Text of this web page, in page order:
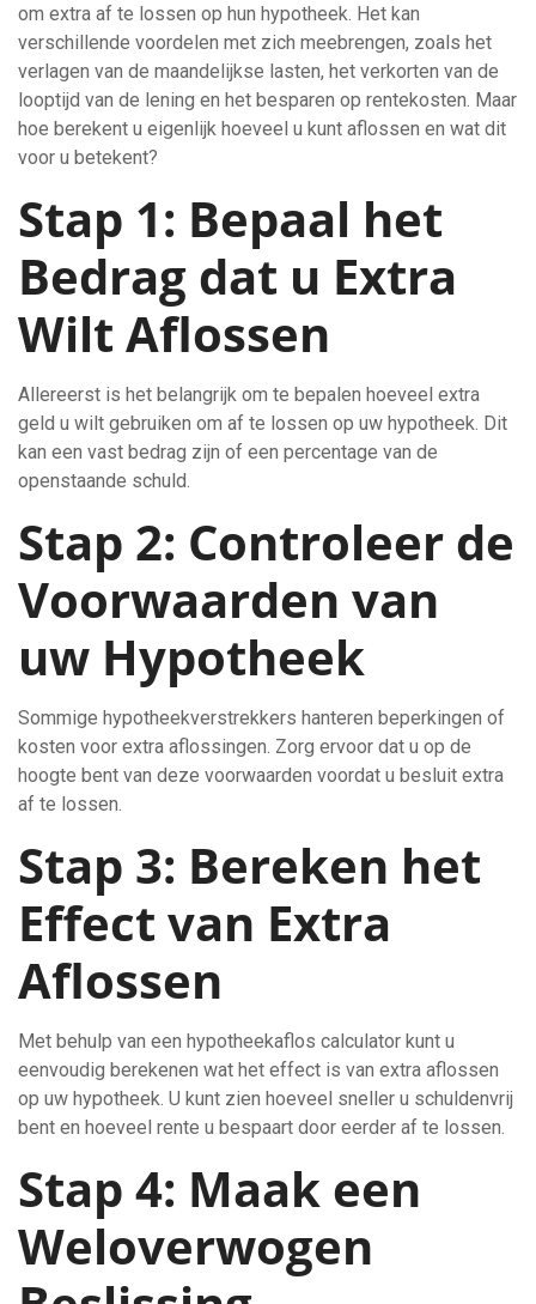
om extra af te lossen op hun hypotheek. Het kan
verschillende voordelen met zich meebrengen, zoals het
verlagen van de maandelijkse lasten, het verkorten van de
looptijd van de lening en het besparen op rentekosten. Maar
hoe berekent u eigenlijk hoeveel u kunt aflossen en wat dit
voor u betekent?
Stap 1: Bepaal het
Bedrag dat u Extra
Wilt Aflossen
Allereerst is het belangrijk om te bepalen hoeveel extra
geld u wilt gebruiken om af te lossen op uw hypotheek. Dit
kan een vast bedrag zijn of een percentage van de
openstaande schuld.
Stap 2: Controleer de
Voorwaarden van
uw Hypotheek
Sommige hypotheekverstrekkers hanteren beperkingen of
kosten voor extra aflossingen. Zorg ervoor dat u op de
hoogte bent van deze voorwaarden voordat u besluit extra
af te lossen.
Stap 3: Bereken het
Effect van Extra
Aflossen
Met behulp van een hypotheekaflos calculator kunt u
eenvoudig berekenen wat het effect is van extra aflossen
op uw hypotheek. U kunt zien hoeveel sneller u schuldenvrij
bent en hoeveel rente u bespaart door eerder af te lossen.
Stap 4: Maak een
Weloverwogen